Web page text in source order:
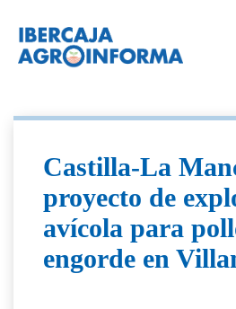
Castilla-La
proyecto de
avícola para
engorde en